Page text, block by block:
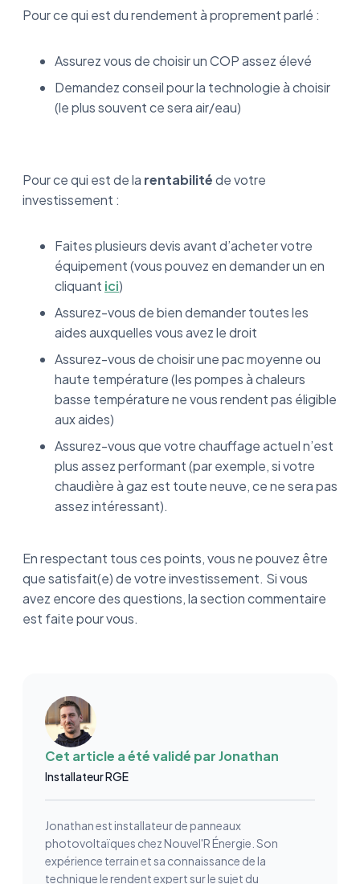
Pour ce qui est du rendement à proprement parlé :
Assurez vous de choisir un COP assez élevé
Demandez conseil pour la technologie à choisir
(le plus souvent ce sera air/eau)
Pour ce qui est de la rentabilitéde votre
investissement :
Faites plusieurs devis avant d’acheter votre
équipement (vous pouvez en demander un en
cliquant ici)
Assurez-vous de bien demander toutes les
aides auxquelles vous avez le droit
Assurez-vous de choisir une pac moyenne ou
haute température (les pompes à chaleurs
basse température ne vous rendent pas éligible
aux aides)
Assurez-vous que votre chauffage actuel n’est
plus assez performant (par exemple, si votre
chaudière à gaz est toute neuve, ce ne sera pas
assez intéressant).
En respectant tous ces points, vous ne pouvez être
que satisfait(e) de votre investissement. Si vous
avez encore des questions, la section commentaire
est faite pour vous.
Cet article a été validé parJonathan
Installateur RGE
Jonathan est installateur de panneaux
photovoltaïques chez Nouvel'R Énergie. Son
expérience terrain et sa connaissance de la
technique le rendent expert sur le sujet du